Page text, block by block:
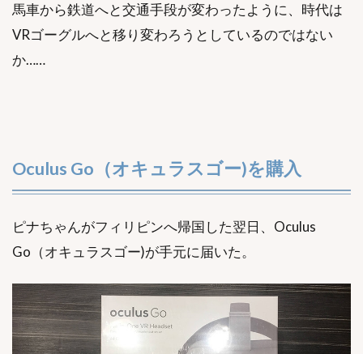
馬車から鉄道へと交通手段が変わったように、時代は
VRゴーグルへと移り変わろうとしているのではない
か……
Oculus Go（オキュラスゴー)を購入
ピナちゃんがフィリピンへ帰国した翌日、Oculus
Go（オキュラスゴー)が手元に届いた。